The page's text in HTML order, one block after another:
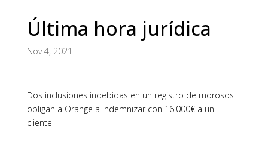
Última hora jurídica
Nov 4, 2021
Dos inclusiones indebidas en un registro de morosos
obligan a Orange a indemnizar con 16.000€ a un
cliente